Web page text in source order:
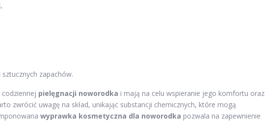
zapachów.
pielęgnacji noworodka i mają na celu wspieranie jego komfortu oraz
zwrócić uwagę na skład, unikając substancji chemicznych, które mogą
wyprawka kosmetyczna dla noworodka pozwala na zapewnienie